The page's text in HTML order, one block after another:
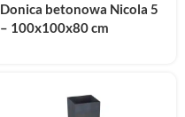
Donica betonowa Nicola 5
– 100x100x80 cm